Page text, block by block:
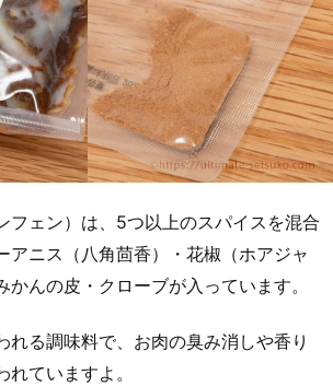
フェン）は、5つ以上のスパイスを混合
アニス（八角茴香）・花椒（ホアジャ
かんの皮・クローブが入っています。
れる調味料で、お肉の臭み消しや香り
ていますよ。